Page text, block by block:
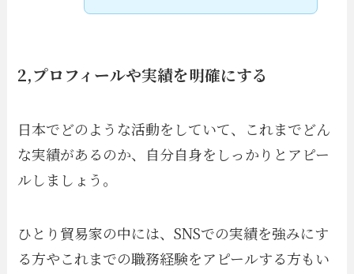
2,プロフィールや実績を明確にする
日本でどのような活動をしていて、これまでどん
な実績があるのか、自分自身をしっかりとアピー
ルしましょう。
ひとり貿易家の中には、SNSでの実績を強みにす
る方やこれまでの職務経験をアピールする方もい